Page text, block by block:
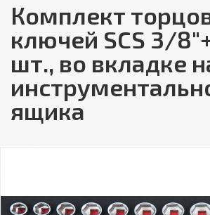
Комплект
ключей SCS 3/
шт., во вкладке
ящика